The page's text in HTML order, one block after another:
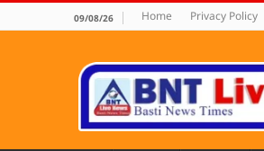
09/08/26 Home Privacy Policy